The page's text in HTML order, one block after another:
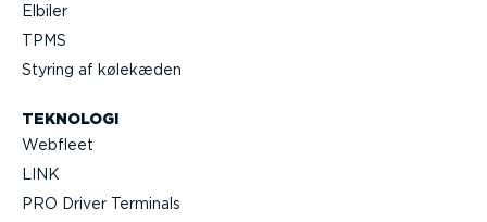
Elbiler
TPMS
Styring af kølekæden
TEKNOLOGI
Webfleet
LINK
PRO Driver Terminals